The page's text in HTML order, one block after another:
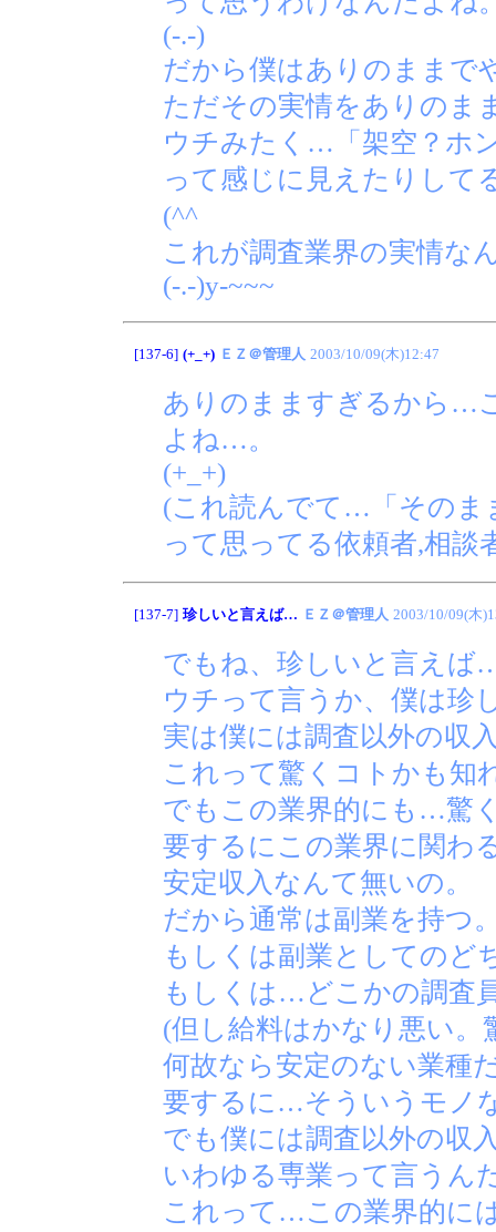
(-.-)
だから僕はありのままで
ただその実情をありのま
ウチみたく…「架空？ホ
って感じに見えたりして
(^^ゞ
これが調査業界の実情な
(-.-)y-~~~
[137-6] (+_+) ＥＺ＠管理人 2003/10/09(木)12:47
ありのまますぎるから…
よね…。
(+_+)
(これ読んでて…「そのま
って思ってる依頼者,相
[137-7] 珍しいと言えば… ＥＺ＠管理人 2003/10/09(木
でもね、珍しいと言えば
ウチって言うか、僕は珍
実は僕には調査以外の収
これって驚くコトかも知
でもこの業界的にも…驚
要するにこの業界に関わ
安定収入なんて無いの。
だから通常は副業を持つ
もしくは副業としてのど
もしくは…どこかの調査
(但し給料はかなり悪い。
何故なら安定のない業種
要するに…そういうモノ
でも僕には調査以外の収
いわゆる専業って言うん
これって…この業界的に